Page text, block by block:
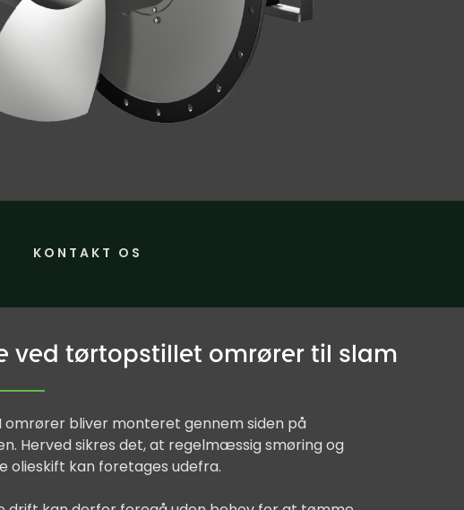
KONTAKT OS
ved tørtopstillet omrører til slam
I omrører bliver monteret gennem siden på
Herved sikres det, at regelmæssig smøring og
olieskift kan foretages udefra.